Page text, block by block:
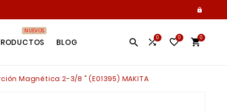

NUEVOS
BLOG  0 0 0
Magnética 2-3/8 " (E01395) MAKITA